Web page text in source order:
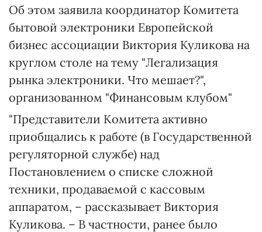
Об этом заявила координатор Комитета
бытовой электроники Европейской
бизнес ассоциации Виктория Куликова на
круглом столе на тему "Легализация
рынка электроники. Что мешает?",
организованном "Финансовым клубом"
"Представители Комитета активно
приобщались к работе (в Государственной
регуляторной службе) над
Постановлением о списке сложной
техники, продаваемой с кассовым
аппаратом, – рассказывает Виктория
Куликова. – В частности, ранее было